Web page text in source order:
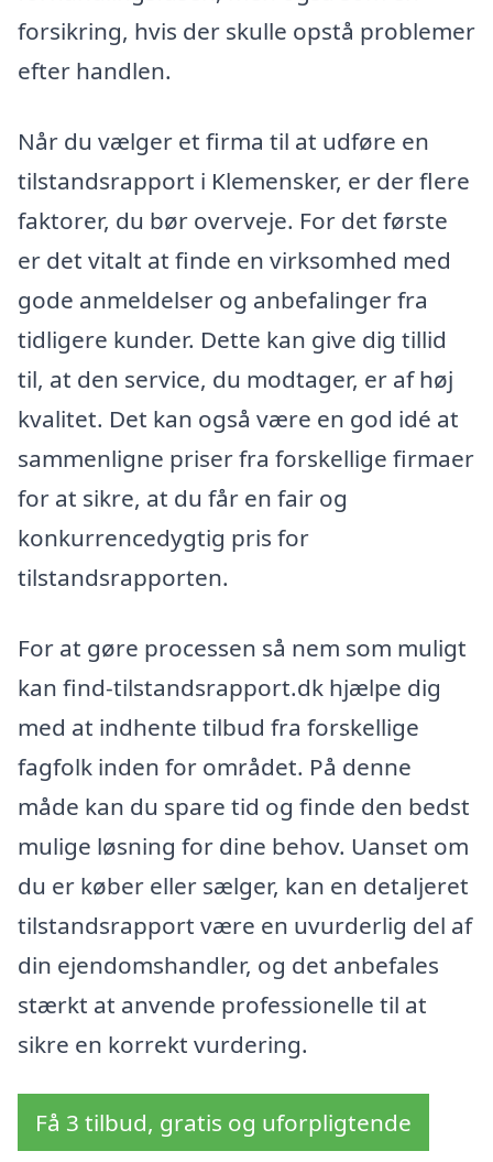
forsikring, hvis der skulle opstå problemer
efter handlen.
Når du vælger et firma til at udføre en
tilstandsrapport i Klemensker, er der flere
faktorer, du bør overveje. For det første
er det vitalt at finde en virksomhed med
gode anmeldelser og anbefalinger fra
tidligere kunder. Dette kan give dig tillid
til, at den service, du modtager, er af høj
kvalitet. Det kan også være en god idé at
sammenligne priser fra forskellige firmaer
for at sikre, at du får en fair og
konkurrencedygtig pris for
tilstandsrapporten.
For at gøre processen så nem som muligt
kan find-tilstandsrapport.dk hjælpe dig
med at indhente tilbud fra forskellige
fagfolk inden for området. På denne
måde kan du spare tid og finde den bedst
mulige løsning for dine behov. Uanset om
du er køber eller sælger, kan en detaljeret
tilstandsrapport være en uvurderlig del af
din ejendomshandler, og det anbefales
stærkt at anvende professionelle til at
sikre en korrekt vurdering.
Få 3 tilbud, gratis og uforpligtende